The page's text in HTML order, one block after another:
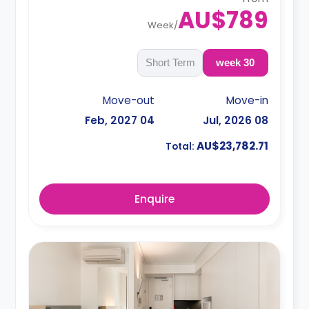
AU$789
/
Week
30 week
Short Term
Move-in
08 Jul, 2026
Move-out
04 Feb, 2027
Total: AU$23,782.71
Enquire